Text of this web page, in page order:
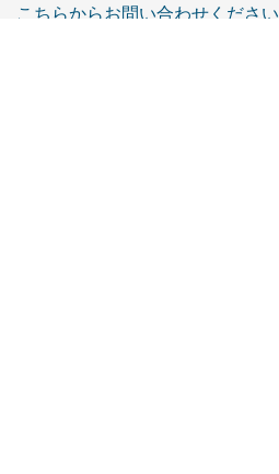
こちらからお問い合わせください